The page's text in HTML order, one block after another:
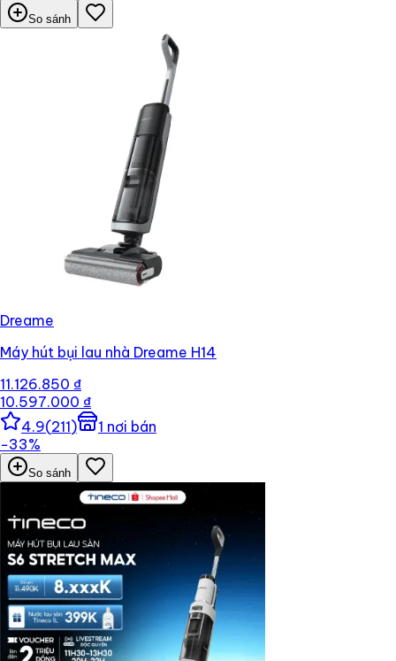
So sánh
Dreame
Máy hút bụi lau nhà Dreame H14
11.126.850 ₫
10.597.000 ₫
4.9(211) 1 nơi bán
−33%
So sánh